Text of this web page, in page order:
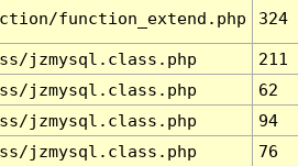
function_extend.php 324
jzmysql.class.php
211
jzmysql.class.php
62
jzmysql.class.php
94
jzmysql.class.php 76